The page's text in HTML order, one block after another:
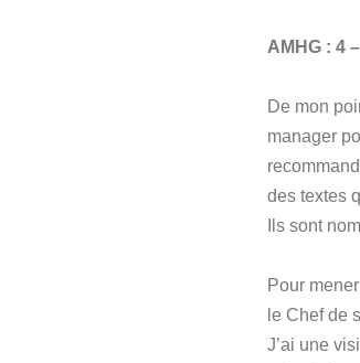
AMHG : 4
De mon
manager
des textes
Ils sont
Pour
le Chef de
J’ai une